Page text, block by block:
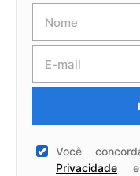
Você
Privacidade e